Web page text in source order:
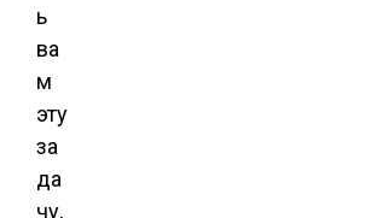
ь
ва
м
эту
за
да
чу,